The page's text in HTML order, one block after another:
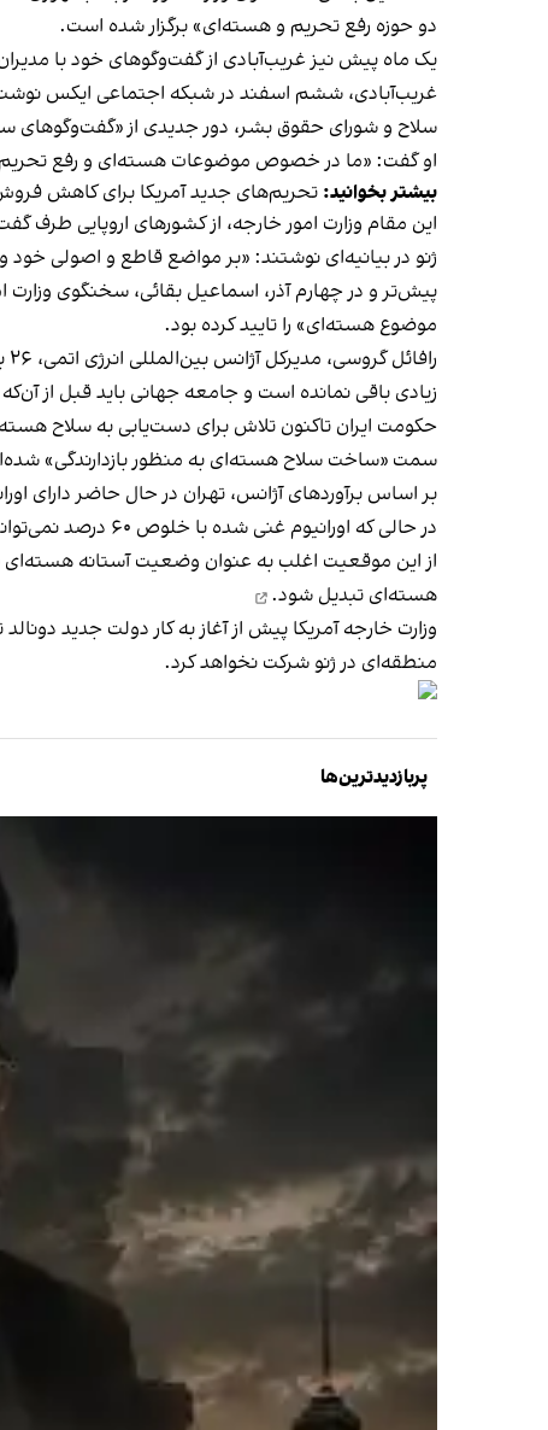
دو حوزه رفع تحریم و هسته‌ای» برگزار شده است.
یک ماه پیش نیز غریب‌آبادی از گفت‌وگوهای خود با
غریب‌آبادی، ششم اسفند در شبکه اجتماعی ایکس
سلاح و شورای حقوق بشر، دور جدیدی از «گفت‌وگوهای
او گفت: «ما در خصوص موضوعات هسته‌ای و رفع تحریم
بیشتر بخوانید: تحریم‌های جدید آمریکا برای کاهش
این مقام وزارت امور خارجه، از کشورهای اروپایی طرف
ژنو در بیانیه‌ای نوشتند: «بر مواضع قاطع و اصولی خود
پیش‌تر و در چهارم آذر، اسماعیل بقائی، سخنگوی وزارت
موضوع هسته‌ای» را تایید کرده بود.
رافائل گروسی، مدیرکل آژانس بین‌المللی انرژی اتمی، ۲۶ بهمن در حاشیه کنفرانس امنیتی مونیخ به جامعه جهانی
زیادی باقی نمانده است و جامعه جهانی باید قبل از
حکومت ایران تاکنون تلاش برای دست‌یابی به سلاح
سمت «ساخت سلاح هسته‌ای به منظور بازدارندگی»
بر اساس برآوردهای آژانس، تهران در حال حاضر
در حالی که اورانیوم غنی شده با خلوص ۶۰ درصد نمی‌تواند به عنوان ماده شکافت‌پذیر عمل کند، حکومت ایران می‌تواند آن را در عرض دو تا سه هفته به سطوح تسلیحاتی برساند.
از این موقعیت اغلب به عنوان وضعیت آستانه
هسته‌ای تبدیل شود.
وزارت خارجه آمریکا پیش از آغاز به کار دولت جدید
منطقه‌ای در ژنو شرکت نخواهد کرد.
پربازدیدترین‌ها